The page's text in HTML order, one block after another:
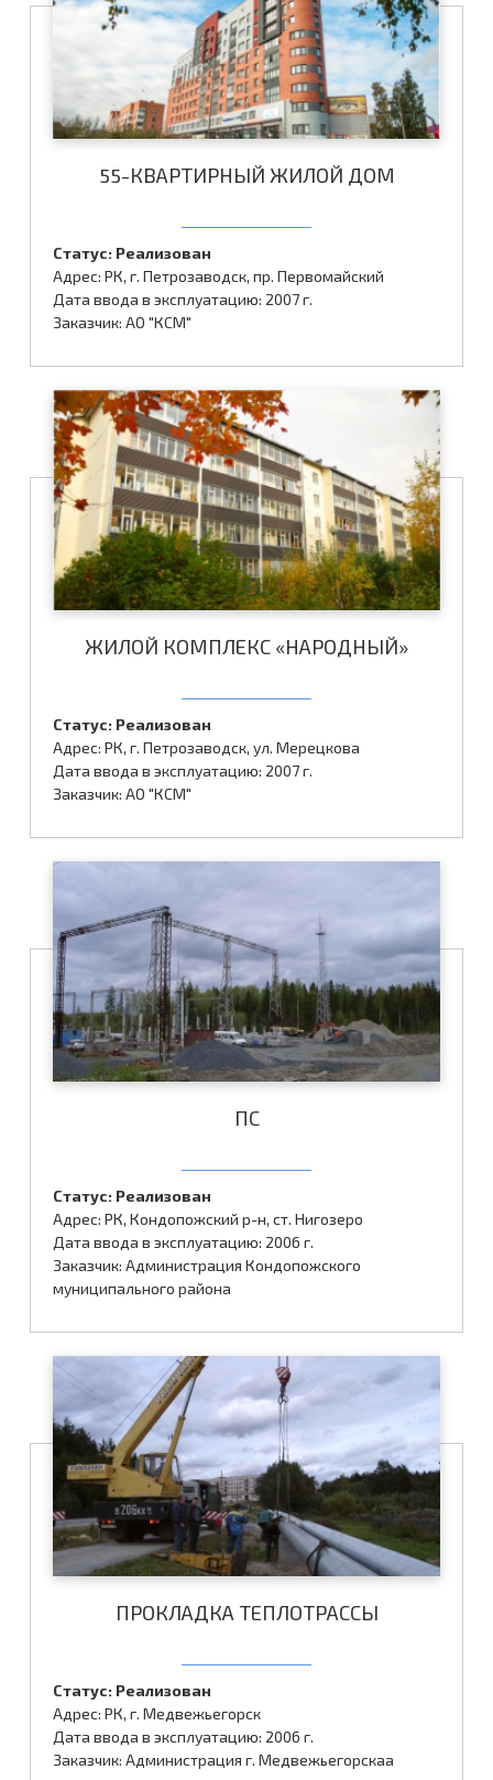
55-КВАРТИРНЫЙ ЖИЛОЙ ДОМ
Статус: Реализован
Адрес: РК, г. Петрозаводск, пр. Первомайский
Дата ввода в эксплуатацию: 2007 г.
Заказчик: АО "КСМ"
ЖИЛОЙ КОМПЛЕКС «НАРОДНЫЙ»
Статус: Реализован
Адрес: РК, г. Петрозаводск, ул. Мерецкова
Дата ввода в эксплуатацию: 2007 г.
Заказчик: АО "КСМ"
ПС
Статус: Реализован
Адрес: РК, Кондопожский р-н, ст. Нигозеро
Дата ввода в эксплуатацию: 2006 г.
Заказчик: Администрация Кондопожского
муниципального района
ПРОКЛАДКА ТЕПЛОТРАССЫ
Статус: Реализован
Адрес: РК, г. Медвежьегорск
Дата ввода в эксплуатацию: 2006 г.
Заказчик: Администрация г. Медвежьегорскаа